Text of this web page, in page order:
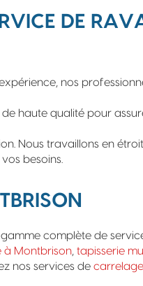
DE
nos
haute qualité pour
Nous travaillons en
besoins.
complète de
à Montbrison tapisserie
nos services de